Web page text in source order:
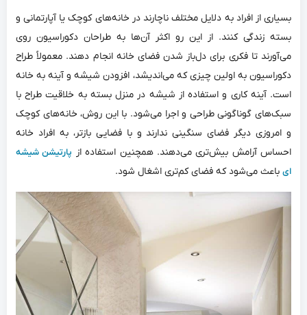
بسیاری از افراد به دلایل مختلف ناچارند در خانه‌های کوچک یا آپارتمانی و
بسته زندگی کنند. از این رو اکثر آن‌ها به طراحان دکوراسیون روی
می‌آورند تا فکری برای دل‌باز شدن فضای خانه انجام دهند. معمولاً طراح
دکوراسیون به اولین چیزی که می‌اندیشد، افزودن شیشه و آینه به خانه
است. آینه کاری و استفاده از شیشه در منزل بسته به خلاقیت طراح با
سبک‌های گوناگونی طراحی و اجرا می‌شود. با این روش، خانه‌های کوچک
و امروزی دیگر فضای سنگینی ندارند و با فضایی بازتر، به افراد خانه
احساس آرامش بیش‌تری می‌دهند. همچنین استفاده از پارتیشن شیشه
ای باعث می‌شود که فضای کم‌تری اشغال شود.